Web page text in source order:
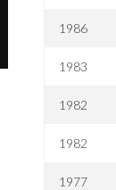
1986
1983
1982
1982
1977